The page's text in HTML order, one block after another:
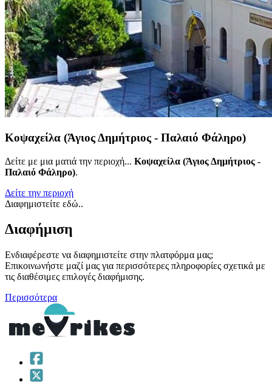
Κοψαχείλα (Άγιος Δημήτριος - Παλαιό Φάληρο)
Δείτε με μια ματιά την περιοχή... Κοψαχείλα (Άγιος Δημήτριος -
Παλαιό Φάληρο).
Δείτε την περιοχή
Διαφημιστείτε εδώ..
Διαφήμιση
Ενδιαφέρεστε να διαφημιστείτε στην πλατφόρμα μας;
Επικοινωνήστε μαζί μας για περισσότερες πληροφορίες σχετικά με
τις διαθέσιμες επιλογές διαφήμισης.
Περισσότερα